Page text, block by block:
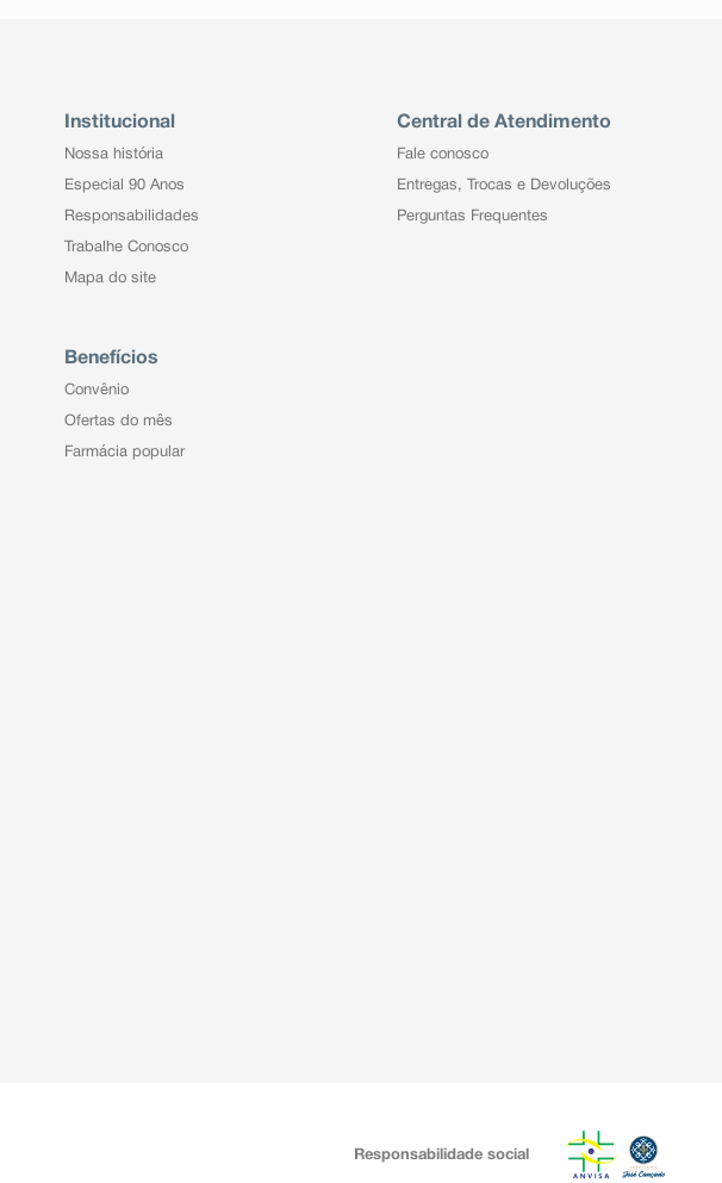
Institucional
Nossa história
Especial 90 Anos
Responsabilidades
Trabalhe Conosco
Mapa do site
Benefícios
Convênio
Ofertas do mês
Farmácia popular
Central de Atendimento
Fale conosco
Entregas, Trocas e Devoluções
Perguntas Frequentes
Responsabilidade social